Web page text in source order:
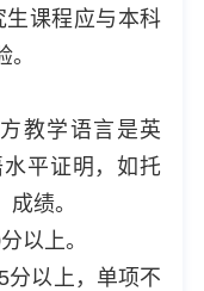
课程应与本科
教学语言是英
平证明，如托
绩。
以上。
以上，单项不